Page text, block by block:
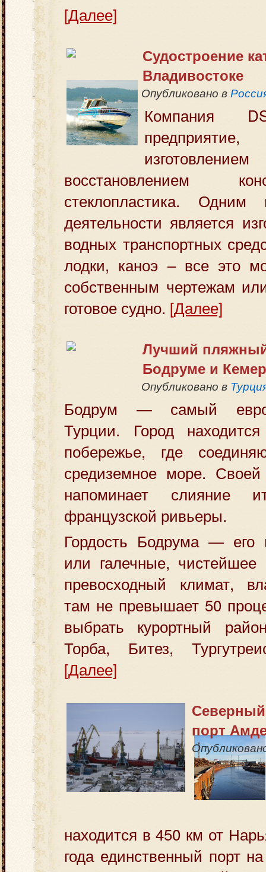
[Далее]
Судостроение
Владивостоке
Опубликовано в
Компания
восстановлением
стеклопластика. Одним
деятельности является
водных транспортных
лодки, каноэ – все это
собственным чертежам
готовое судно. [Далее]
Лучший
Бодруме и
Опубликовано в
Бодрум — самый
Турции. Город
побережье, где
средиземное море. Своей
напоминает слияние
французской ривьеры.
Гордость Бодрума— его
или галечные,
превосходный климат,
там не превышает 50
выбрать курортный
Торба, Битез,
[Далее]
порт
находится в 450 км от
года единственный порт